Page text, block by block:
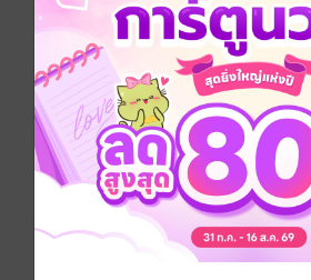
ก็จมอยู่กับปมอดีตที่ฝังลึกและเงาของใ
คารมที่แฝงด้วยความเย็นชาทำให้พวก
ทุกที แต่ในความสัมพันธ์ที่ถูกบีบบังคับนี้
อย่างที่ไม่อาจปฏิเสธก็เริ่มก่อตัวขึ้นช้า
มือที่สามและแรงกดดันจากครอบครัวก
ซับซ้อนยิ่งกว่าเดิม
จะให้เปิดใจกับคนที่ไม่เคยรู้จักกันดีพอ
เมื่อความจริงถูกเปิดเผย ความเจ็บปวด
ถาโถมเข้าใส่ แล้วความรักที่ถูกสร้างจ